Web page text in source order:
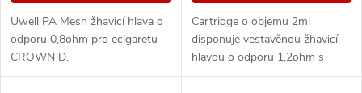
Uwell PA Mesh žhavicí hlava o
odporu 0,8ohm pro ecigaretu
CROWN D.
Cartridge o objemu 2ml
disponuje vestavěnou žhavicí
hlavou o odporu 1,2ohm s
technologií PRO-FOCS =